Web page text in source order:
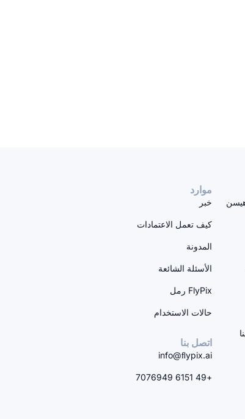
هيسن
موارد
خبر
كيف تعمل الاعتمادات
المدونة
الأسئلة الشائعة
FlyPix رمل
حالات الاستخدام
اتصل بنا
info@ﬂypix.ai
+49 6151 7076949